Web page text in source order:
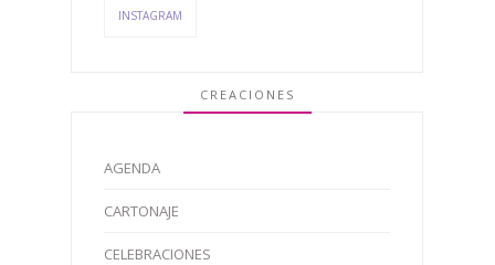
INSTAGRAM
CREACIONES
AGENDA
CARTONAJE
CELEBRACIONES